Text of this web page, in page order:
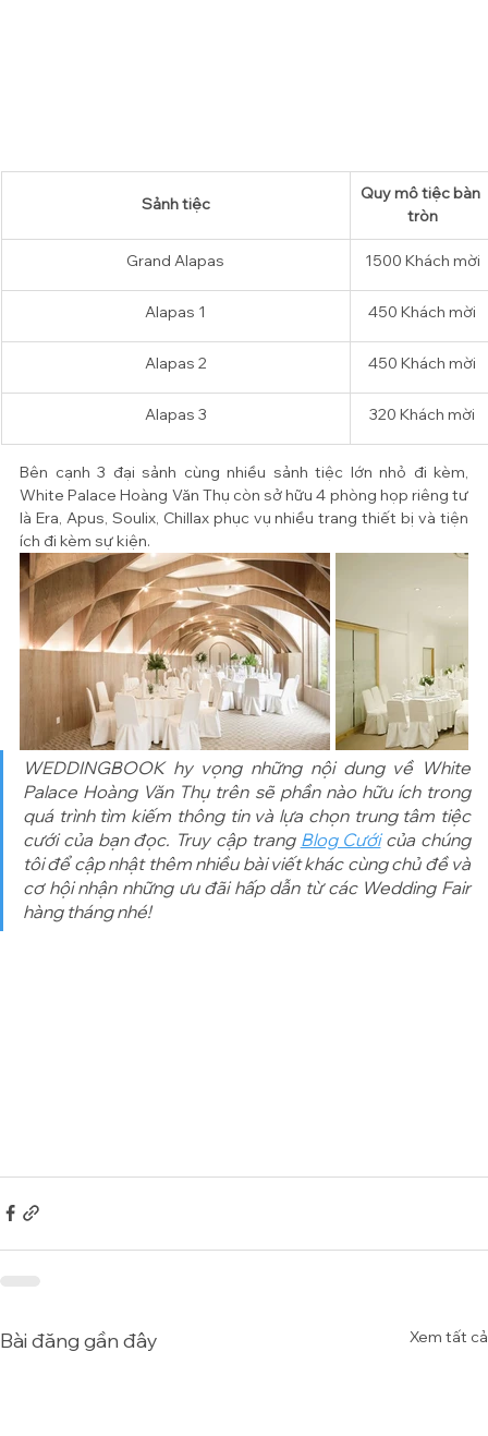
Sảnh tiệc
Quy mô tiệc bàn
tròn
Grand Alapas 1500 Khách mời
Alapas 1 450 Khách mời
​Alapas 2 450 Khách mời
Alapas 3 320 Khách mời
Bên cạnh 3 đại sảnh cùng nhiều sảnh tiệc lớn nhỏ đi kèm,
White Palace Hoàng Văn Thụ còn sở hữu 4 phòng họp riêng tư
là Era, Apus, Soulix, Chillax phục vụ nhiều trang thiết bị và tiện
ích đi kèm sự kiện.
WEDDINGBOOK hy vọng những nội dung về White
Palace Hoàng Văn Thụ trên sẽ phần nào hữu ích trong
quá trình tìm kiếm thông tin và lựa chọn trung tâm tiệc
cưới của bạn đọc. Truy cập trang Blog Cưới của chúng
tôi để cập nhật thêm nhiều bài viết khác cùng chủ đề và
cơ hội nhận những ưu đãi hấp dẫn từ các Wedding Fair
hàng tháng nhé!
Bài đăng gần đây Xem tất cả